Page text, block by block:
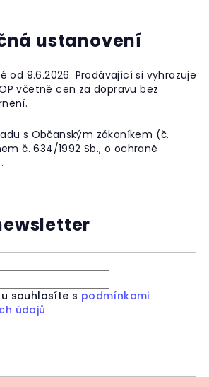
ustanovení
od 9.6.2026. Prodávající si vyhrazuje
včetně cen za dopravu bez
s Občanským zákoníkem (č.
č. 634/1992 Sb., o ochraně
souhlasíte s podmínkami
údajů